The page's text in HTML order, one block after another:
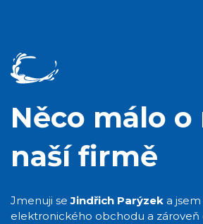
Něco málo o
naší firmě
Jmenuji seJindřich Parýzek a
elektronického obchodu a